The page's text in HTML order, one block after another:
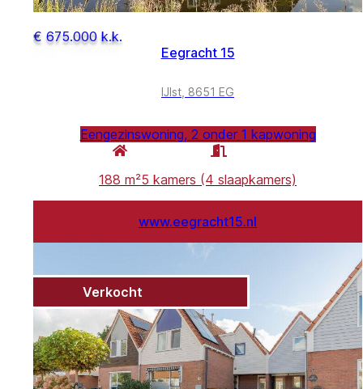
€ 675.000 k.k.
Eegracht 15
IJlst, 8651 EG
Eengezinswoning, 2 onder 1 kapwoning
188 m²5 kamers (4 slaapkamers)
www.eegracht15.nl
Verkocht